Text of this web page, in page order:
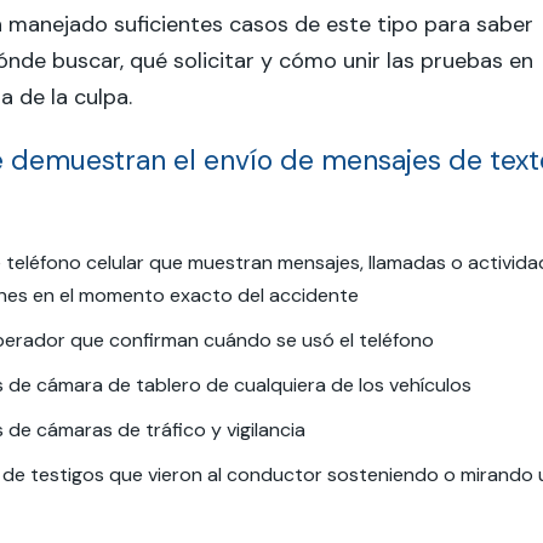
suficientes casos de este tipo para saber
buscar, qué solicitar y cómo unir las pruebas en
de la culpa.
demuestran el envío de mensajes de
celular que muestran mensajes, llamadas o
en el momento exacto del accidente
que confirman cuándo se usó el teléfono
de cámara de tablero de cualquiera de los vehículos
de cámaras de tráfico y vigilancia
testigos que vieron al conductor sosteniendo o mirando